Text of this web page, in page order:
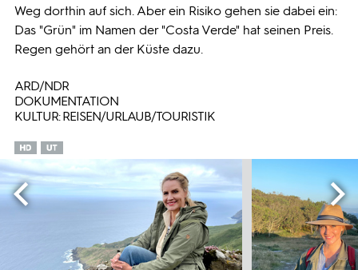
Weg dorthin auf sich. Aber ein Risiko gehen sie dabei ein:
Das "Grün" im Namen der "Costa Verde" hat seinen Preis.
Regen gehört an der Küste dazu.
ARD/NDR
DOKUMENTATION
KULTUR: REISEN/URLAUB/TOURISTIK